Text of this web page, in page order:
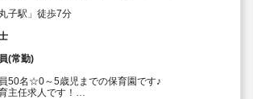
丸子駅」徒歩7分
(常勤)
50名☆0～5歳児までの保育園です♪
主任求人です！